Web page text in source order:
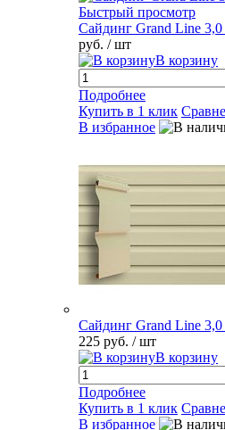
Быстрый просмотр
Сайдинг Grand Line
руб. / шт
В корзину
Подробнее
Купить в 1 клик
В избранное
Сайдинг Grand Line 3,0
225 руб. / шт
В корзину
Подробнее
Купить в 1 клик
В избранное